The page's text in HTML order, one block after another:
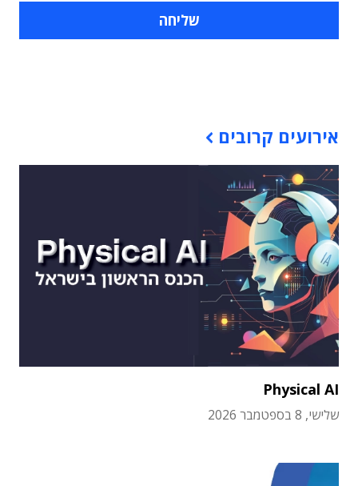
אירועים קרובים
Physical AI
שלישי, 8 בספטמבר 2026